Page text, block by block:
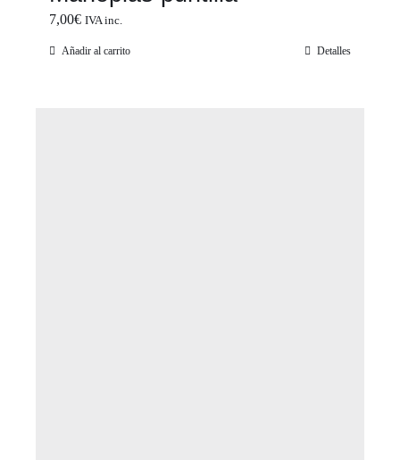
7,00€ IVA inc.
Añadir al carrito Detalles